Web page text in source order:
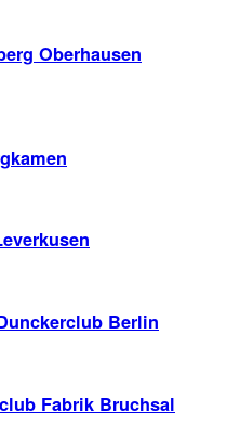
Oberhausen
Berlin
Fabrik Bruchsal